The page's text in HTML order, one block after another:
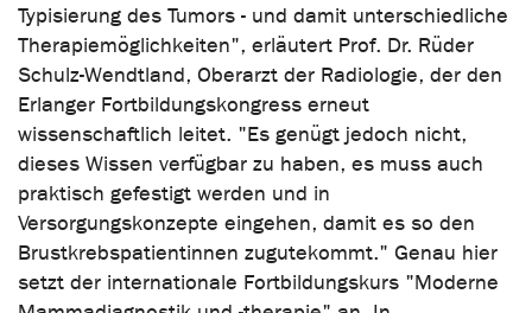
Typisierung des Tumors - und damit unterschiedliche
Therapiemöglichkeiten", erläutert Prof. Dr. Rüder
Schulz-Wendtland, Oberarzt der Radiologie, der den
Erlanger Fortbildungskongress erneut
wissenschaftlich leitet. "Es genügt jedoch nicht,
dieses Wissen verfügbar zu haben, es muss auch
praktisch gefestigt werden und in
Versorgungskonzepte eingehen, damit es so den
Brustkrebspatientinnen zugutekommt." Genau hier
setzt der internationale Fortbildungskurs "Moderne